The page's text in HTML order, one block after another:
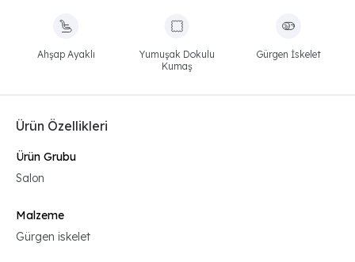
Ahşap Ayaklı
Yumuşak Dokulu
Kumaş
Gürgen İskelet
Ürün Özellikleri
Ürün Grubu
Salon
Malzeme
Gürgen iskelet